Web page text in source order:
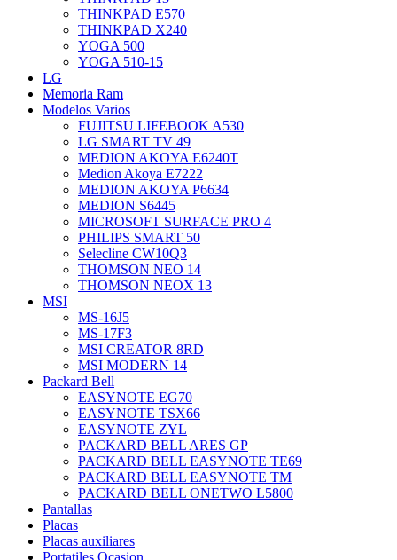
THINKPAD E570
THINKPAD X240
YOGA 500
YOGA 510-15
LG
Memoria Ram
Modelos Varios
FUJITSU LIFEBOOK A530
LG SMART TV 49
MEDION AKOYA E6240T
Medion Akoya E7222
MEDION AKOYA P6634
MEDION S6445
MICROSOFT SURFACE PRO 4
PHILIPS SMART 50
Selecline CW10Q3
THOMSON NEO 14
THOMSON NEOX 13
MSI
MS-16J5
MS-17F3
MSI CREATOR 8RD
MSI MODERN 14
Packard Bell
EASYNOTE EG70
EASYNOTE TSX66
EASYNOTE ZYL
PACKARD BELL ARES GP
PACKARD BELL EASYNOTE TE69
PACKARD BELL EASYNOTE TM
PACKARD BELL ONETWO L5800
Pantallas
Placas
Placas auxiliares
Portatiles Ocasion